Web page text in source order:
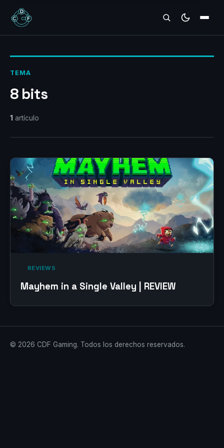
REVIEWS
TEMA
8 bits
1 artículo
‎ REVIEWS‎
Mayhem in a Single Valley | REVIEW
© 2026 CDF Gaming. Todos los derechos reservados.